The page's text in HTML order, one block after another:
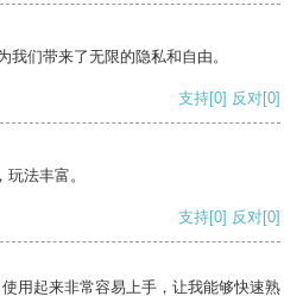
们带来了无限的隐私和自由。
支持[0] 反对[0]
法丰富。
支持[0] 反对[0]
用起来非常容易上手，让我能够快速熟